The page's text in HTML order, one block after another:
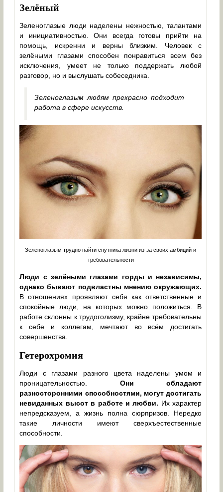
Зелёный
Зеленоглазые люди наделены нежностью, талантами
и инициативностью. Они всегда готовы прийти на
помощь, искренни и верны близким. Человек с
зелёными глазами способен понравиться всем без
исключения, умеет не только поддержать любой
разговор, но и выслушать собеседника.
Зеленоглазым людям прекрасно подходит
работа в сфере искусств.
Зеленоглазым трудно найти спутника жизни из-за своих амбиций и
требовательности
Люди с зелёными глазами горды и независимы,
однако бывают подвластны мнению окружающих.
В отношениях проявляют себя как ответственные и
спокойные люди, на которых можно положиться. В
работе склонны к трудоголизму, крайне требовательны
к себе и коллегам, мечтают во всём достигать
совершенства.
Гетерохромия
Люди с глазами разного цвета наделены умом и
проницательностью. Они обладают
разносторонними способностями, могут достигать
невиданных высот в работе и любви. Их характер
непредсказуем, а жизнь полна сюрпризов. Нередко
такие личности имеют сверхъестественные
способности.